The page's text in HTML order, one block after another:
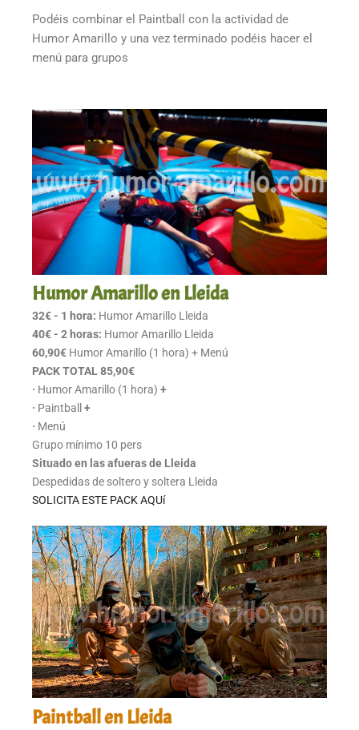
Podéis combinar el Paintball con la actividad de
Humor Amarillo y una vez terminado podéis hacer el
menú para grupos
Humor Amarillo en Lleida
32€ - 1 hora: Humor Amarillo Lleida
40€ - 2 horas: Humor Amarillo Lleida
60,90€ Humor Amarillo (1 hora) + Menú
PACK TOTAL 85,90€
· Humor Amarillo (1 hora) +
· Paintball +
· Menú
Grupo mínimo 10 pers
Situado en las afueras de Lleida
Despedidas de soltero y soltera Lleida
SOLICITA ESTE PACK AQUí
Paintball en Lleida